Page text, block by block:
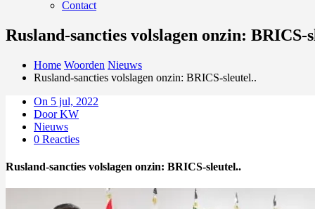
Contact
Rusland-sancties volslagen onzin: BRICS-
Home Woorden Nieuws
Rusland-sancties volslagen onzin: BRICS-sleutel..
On 5 jul, 2022
Door KW
Nieuws
0 Reacties
Rusland-sancties volslagen onzin: BRICS-sleutel..